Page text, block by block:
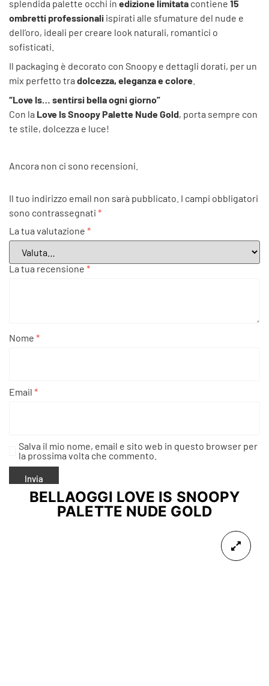
splendida palette occhi in edizione limitata contiene 15
ombretti professionali ispirati alle sfumature del nude e
dell’oro, ideali per creare look naturali, romantici o
sofisticati.
Il packaging è decorato con Snoopy e dettagli dorati, per un
mix perfetto tra dolcezza, eleganza e colore
“Love Is… sentirsi bella ogni giorno”
Con la Love Is Snoopy Palette Nude Gold, porta sempre con
te stile, dolcezza e luce!
Ancora non ci sono recensioni.
Il tuo indirizzo email non sarà pubblicato. I campi obbligatori
sono contrassegnati *
La tua valutazione *
La tua recensione *
Nome *
Email *
Salva il mio nome, email e sito web in questo browser per
la prossima volta che commento.
BELLAOGGI LOVE IS SNOOPY
PALETTE NUDE GOLD